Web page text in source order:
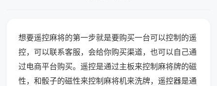
想要遥控麻将的第一步就是要购买一台可以控制的遥
控，可以联系客服，会给你购买渠道，也可以自己通
过电商平台购买。遥控是通过主板来控制麻将牌的磁
性，和骰子的磁性来控制麻将机来洗牌，遥控器是通